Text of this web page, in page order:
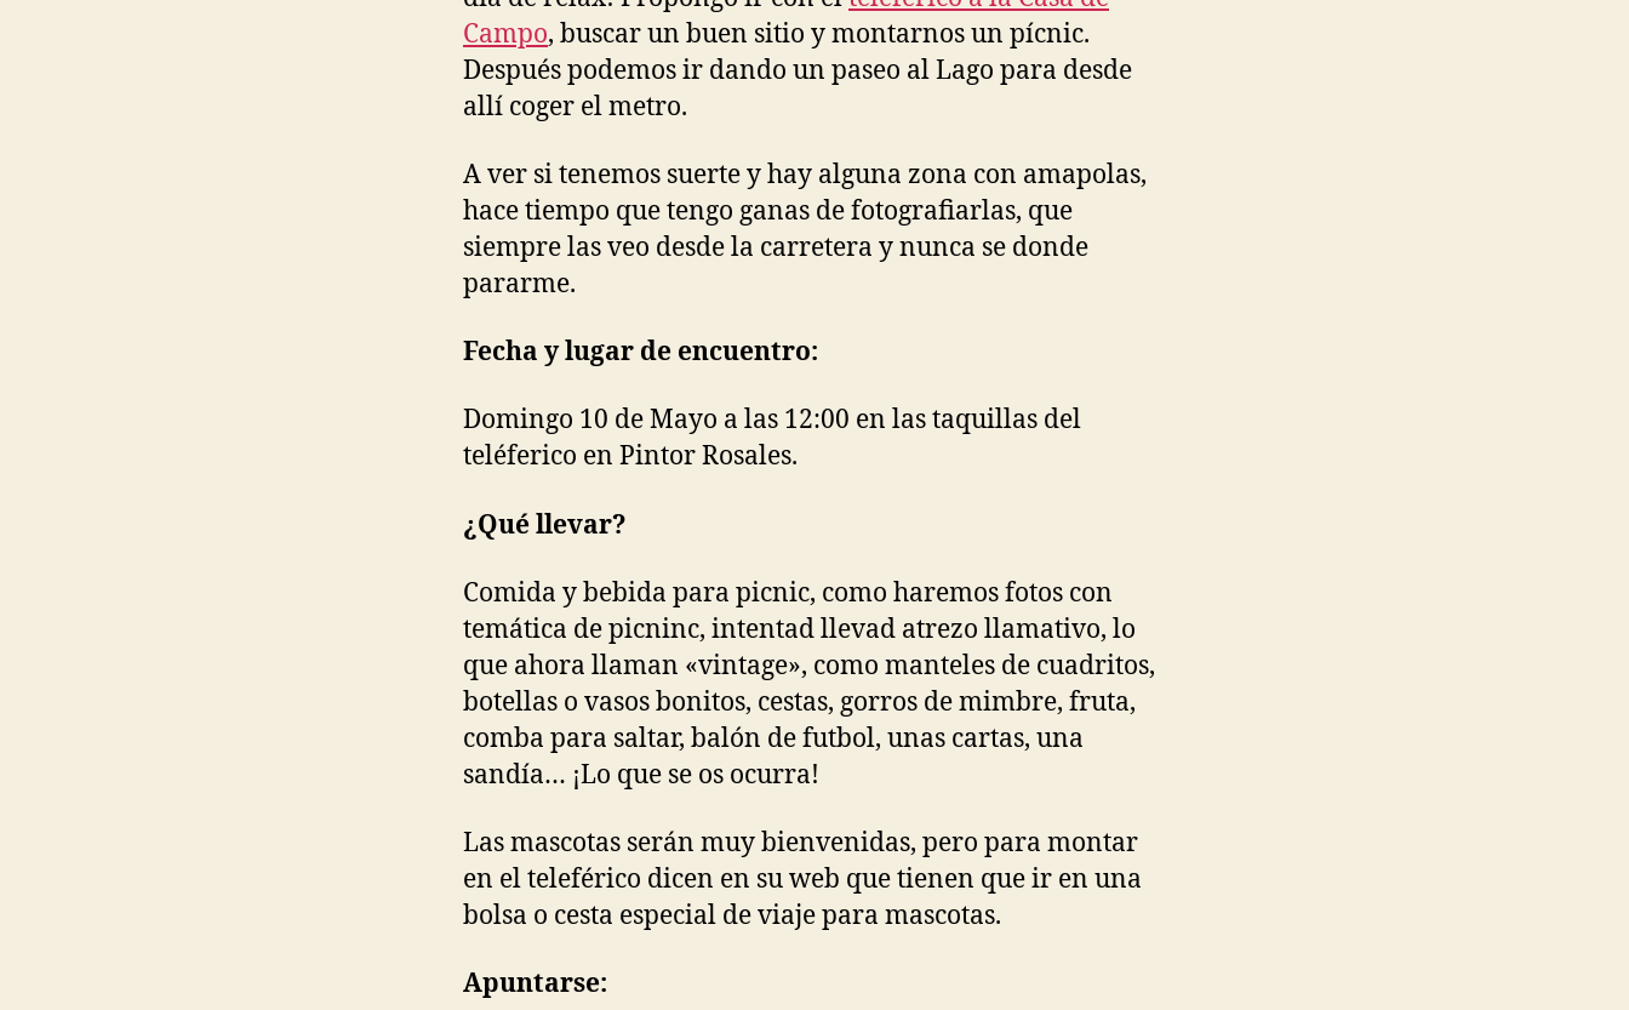
Campo, buscar un buen sitio y montarnos un pícnic.
Después podemos ir dando un paseo al Lago para desde
allí coger el metro.
A ver si tenemos suerte y hay alguna zona con amapolas,
hace tiempo que tengo ganas de fotografiarlas, que
siempre las veo desde la carretera y nunca se donde
pararme.
Fecha y lugar de encuentro:
Domingo 10 de Mayo a las 12:00 en las taquillas del
teléferico en Pintor Rosales.
¿Qué llevar?
Comida y bebida para picnic, como haremos fotos con
temática de picninc, intentad llevad atrezo llamativo, lo
que ahora llaman «vintage», como manteles de cuadritos,
botellas o vasos bonitos, cestas, gorros de mimbre, fruta,
comba para saltar, balón de futbol, unas cartas, una
sandía… ¡Lo que se os ocurra!
Las mascotas serán muy bienvenidas, pero para montar
en el teleférico dicen en su web que tienen que ir en una
bolsa o cesta especial de viaje para mascotas.
Apuntarse: